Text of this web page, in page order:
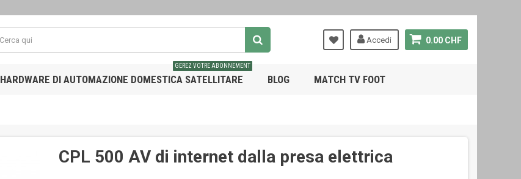
0.00 CHF
Accedi
HARDWARE DI AUTOMAZIONE DOMESTICA SATELLITARE
GEREZ VOTRE ABONNEMENT
BLOG MATCH TV FOOT
CPL 500 AV di internet dalla presa elettrica